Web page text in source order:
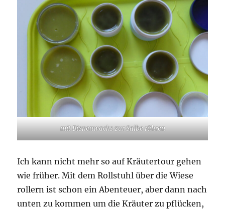
mit Bienenwachs zur Salbe rühren
Ich kann nicht mehr so auf Kräutertour gehen
wie früher. Mit dem Rollstuhl über die Wiese
rollern ist schon ein Abenteuer, aber dann nach
unten zu kommen um die Kräuter zu pflücken,